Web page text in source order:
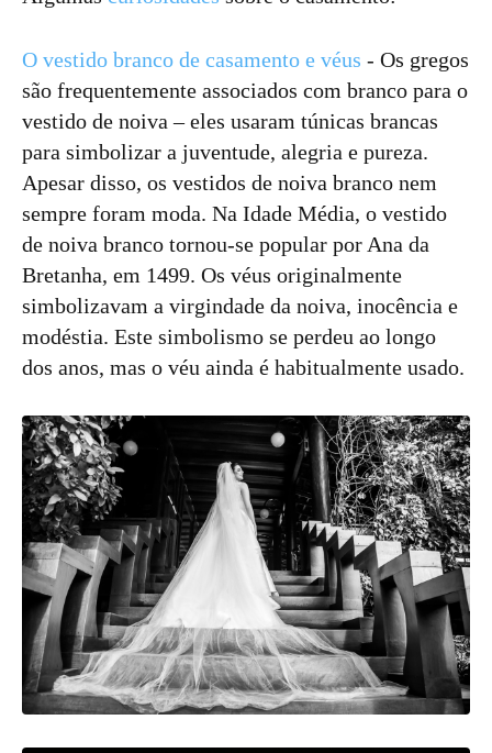
O vestido branco de casamento e véus - Os gregos
são frequentemente associados com branco para o
vestido de noiva – eles usaram túnicas brancas
para simbolizar a juventude, alegria e pureza.
Apesar disso, os vestidos de noiva branco nem
sempre foram moda. Na Idade Média, o vestido
de noiva branco tornou-se popular por Ana da
Bretanha, em 1499. Os véus originalmente
simbolizavam a virgindade da noiva, inocência e
modéstia. Este simbolismo se perdeu ao longo
dos anos, mas o véu ainda é habitualmente usado.